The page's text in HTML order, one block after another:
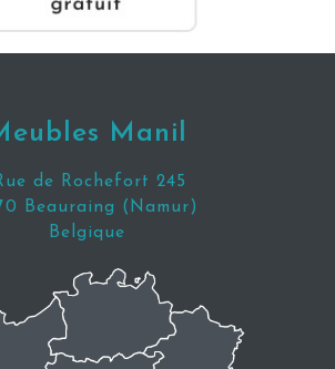
Manil
de Rochefort 245
Beauraing (Namur)
Belgique